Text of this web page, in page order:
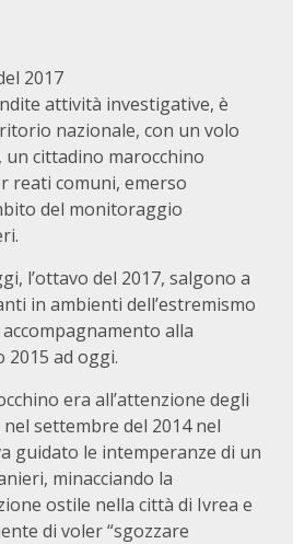
2017
attività investigative, è
nazionale, con un volo
un cittadino marocchino
reati comuni, emerso
del monitoraggio
l’ottavo del 2017, salgono a
in ambienti dell’estremismo
alla
ad oggi.
era all’attenzione degli
settembre del 2014 nel
guidato le intemperanze di un
minacciando la
ostile nella città di Ivrea e
di voler “sgozzare